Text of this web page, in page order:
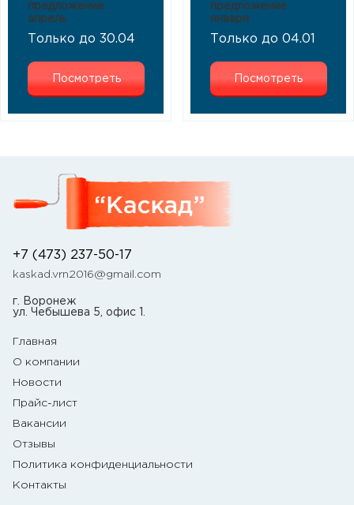
предложение
апрель
Только до 30.04
Посмотреть
предложение
января
Только до 04.01
Посмотреть
+7 (473) 237-50-17
kaskad.vrn2016@gmail.com
г. Воронеж
ул. Чебышева 5, офис 1.
Главная
О компании
Новости
Прайс-лист
Вакансии
Отзывы
Политика конфиденциальности
Контакты